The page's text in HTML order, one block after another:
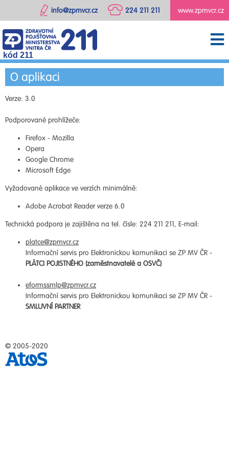
www.zpmvcr.cz
224 211 211
info@zpmvcr.cz
kód 211
O aplikaci
Verze: 3.0
Podporované prohlížeče:
Firefox - Mozilla
Opera
Google Chrome
Microsoft Edge
Vyžadované aplikace ve verzích minimálně:
Adobe Acrobat Reader verze 6.0
Technická podpora je zajištěna na tel. čísle: 224 211 211, E-mail:
platce@zpmvcr.cz
Informační servis pro Elektronickou komunikaci se ZP MV ČR -
PLÁTCI POJISTNÉHO (zaměstnavatelé a OSVČ)
eformssmlp@zpmvcr.cz
Informační servis pro Elektronickou komunikaci se ZP MV ČR -
SMLUVNÍ PARTNER
© 2005-2020